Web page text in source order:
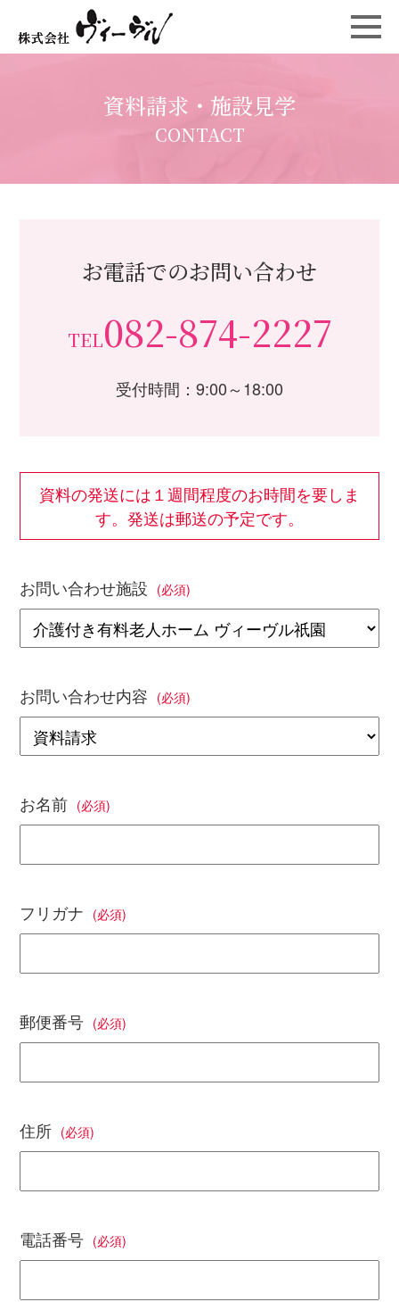
資料請求・施設見学
CONTACT
お電話でのお問い合わせ
TEL082-874-2227
受付時間：9:00～18:00
資料の発送には１週間程度のお時間を要しま
す。発送は郵送の予定です。
お問い合わせ施設 (必須)
お問い合わせ内容 (必須)
お名前 (必須)
フリガナ (必須)
郵便番号 (必須)
住所 (必須)
電話番号 (必須)